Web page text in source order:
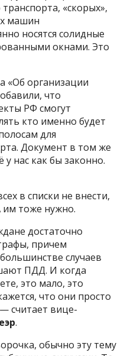
«скорых»,
машин
носятся солидные
окнами. Это
«Об организации
что
РФ смогут
кто именно будет
для
Документ в том же
у нас как бы законно.
в списки не внести,
им тоже нужно.
достаточно
причем
случаев
ПДД. И когда
это мало, это
что они просто
считает вице-
.
обычно эту тему